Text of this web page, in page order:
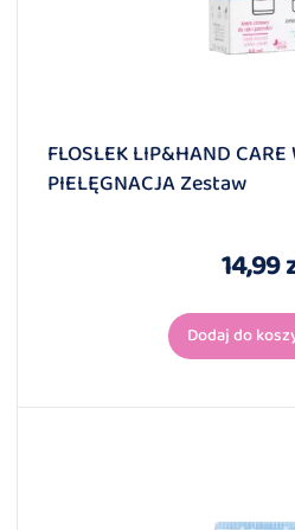
FLOSLEK LIP&HAND
PIELĘGNACJA Zestaw
14,99
Dodaj do